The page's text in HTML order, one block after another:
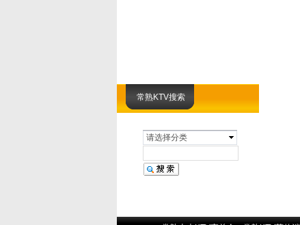
常熟KTV搜索
请选择分类